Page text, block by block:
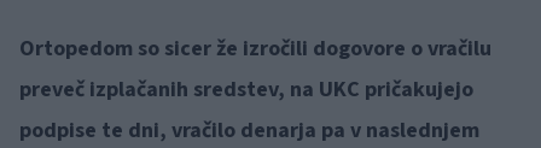
Ortopedom so sicer že izročili dogovore o vračilu
preveč izplačanih sredstev, na UKC pričakujejo
podpise te dni, vračilo denarja pa v naslednjem